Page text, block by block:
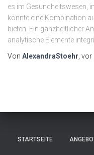
es im Gesundheitswesen,
könnte eine Kombination
bieten. Ein ganzheitlicher
analytische Elemente
Von AlexandraStoehr , vor
STARTSEITE